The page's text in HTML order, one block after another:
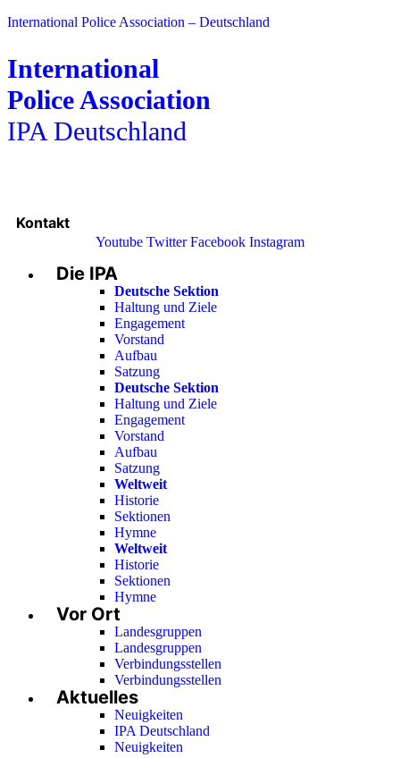
International Police Association – Deutschland
International
Police Association
IPA Deutschland
Kontakt
Youtube Twitter Facebook Instagram
Menu
Die IPA
Deutsche Sektion
Haltung und Ziele
Engagement
Vorstand
Aufbau
Satzung
Deutsche Sektion
Haltung und Ziele
Engagement
Vorstand
Aufbau
Satzung
Weltweit
Historie
Sektionen
Hymne
Weltweit
Historie
Sektionen
Hymne
Vor Ort
Landesgruppen
Landesgruppen
Verbindungsstellen
Verbindungsstellen
Aktuelles
Neuigkeiten
IPA Deutschland
Neuigkeiten